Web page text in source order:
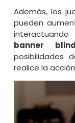
Además, los
pueden
banner
posibilidades
realice la